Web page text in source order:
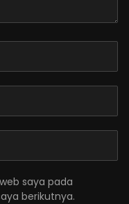
saya pada
berikutnya.